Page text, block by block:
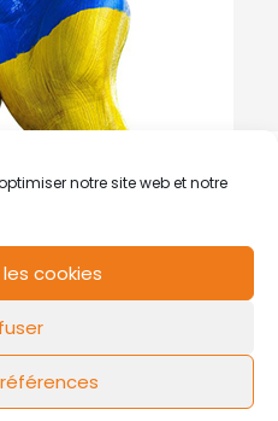
notre site web et notre
cookies
Politique de cookies